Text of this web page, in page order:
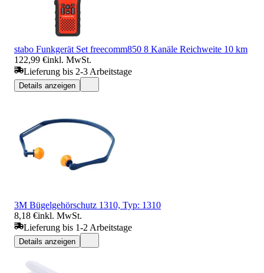
stabo Funkgerät Set freecomm850 8 Kanäle Reichweite 10 km
122,99 €inkl. MwSt.
Lieferung bis 2-3 Arbeitstage
Details anzeigen
3M Bügelgehörschutz 1310, Typ: 1310
8,18 €inkl. MwSt.
Lieferung bis 1-2 Arbeitstage
Details anzeigen